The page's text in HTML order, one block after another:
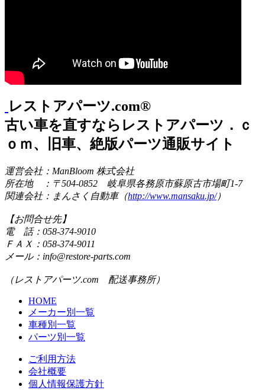
レストアパーツ.com®
古い車を直すならレストアパーツ．ｃ
ｏｍ、旧車、絶版パーツ通販サイト
運営会社：ManBloom 株式会社
所在地 ：〒504-0852 岐阜県各務原市蘇原古市場町1-7
関連会社：まんさく自動車（http://www.mansaku.jp/）
【お問合せ先】
電 話：058-374-9010
ＦＡＸ：058-374-9011
メール：info@restore-parts.com
（レストアパーツ.com 配送事務所）
HOME
メーカー別一覧
車種別一覧
パーツ別一覧
ご利用方法
会社概要
個人情報保護方針